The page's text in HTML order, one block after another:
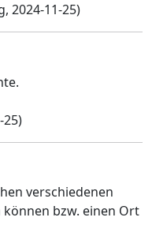
2024-11-25)
verschiedenen
bzw. einen Ort